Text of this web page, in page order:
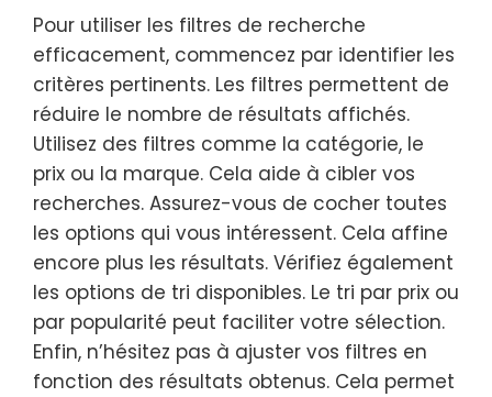
Pour utiliser les filtres de recherche
efficacement, commencez par identifier les
critères pertinents. Les filtres permettent de
réduire le nombre de résultats affichés.
Utilisez des filtres comme la catégorie, le
prix ou la marque. Cela aide à cibler vos
recherches. Assurez-vous de cocher toutes
les options qui vous intéressent. Cela affine
encore plus les résultats. Vérifiez également
les options de tri disponibles. Le tri par prix ou
par popularité peut faciliter votre sélection.
Enfin, n’hésitez pas à ajuster vos filtres en
fonction des résultats obtenus. Cela permet